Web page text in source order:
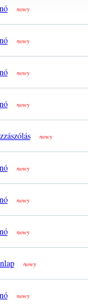
nowy
nowy
nowy
nowy
nowy
nowy
nowy
nowy
nowy
nowy